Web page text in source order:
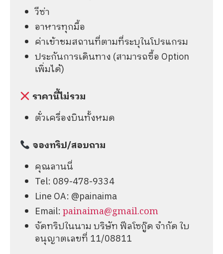
วีซ่า
อาหารทุกมื้อ
ค่าเข้าชมสถานที่ตามที่ระบุในโปรแกรม
ประกันการเดินทาง (สามารถซื้อ Option
เพิ่มได้)
ราคานี้ไม่รวม
ตั๋วเครื่องบินทั้งหมด
จองทริป/สอบถาม
คุณลานนี่
Tel: 089-478-9334
Line OA: @painaima
Email: painaima@gmail.com
จัดทริปในนาม บริษัท ฟีลโซกู๊ด จำกัด ใบ
อนุญาตเลขที่ 11/08811